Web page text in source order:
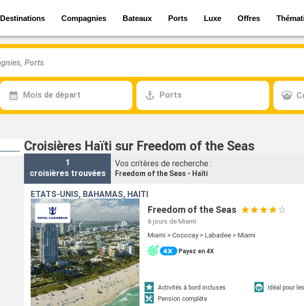
Destinations Compagnies Bateaux Ports Luxe Offres
Mois de départ Ports
Croisières Haïti sur Freedom of the Seas
1
croisières trouvées
Vos critères de recherche :
Freedom of the Seas - Haïti
ÉTATS-UNIS, BAHAMAS, HAÏTI
Freedom of the Seas
6 jours de Miami
Miami > Cococay > Labadee > Miami
Payez en 4X
Activités à bord incluses
Idéal pour
Pension complète